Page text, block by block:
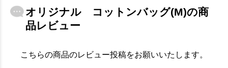
オリジナル コットンバッグ(M)の商
品レビュー
こちらの商品のレビュー投稿をお願いいたします。